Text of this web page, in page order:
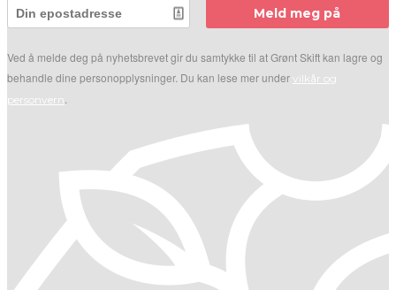
Meld meg på
Ved å melde deg på nyhetsbrevet gir du samtykke til at Grønt Skift kan lagre og
behandle dine personopplysninger. Du kan lese mer under vilkår og
personvern